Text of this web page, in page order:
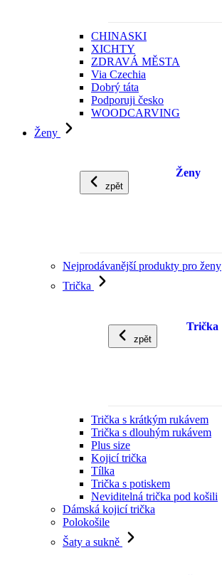
CHINASKI
XICHTY
ZDRAVÁ MĚSTA
Via Czechia
Dobrý táta
Podporuji česko
WOODCARVING
Ženy
zpět
Ženy
Nejprodávanější produkty pro ženy
Trička
zpět
Trička
Trička s krátkým rukávem
Trička s dlouhým rukávem
Plus size
Kojicí trička
Tílka
Trička s potiskem
Neviditelná trička pod košili
Dámská kojicí trička
Polokošile
Šaty a sukně